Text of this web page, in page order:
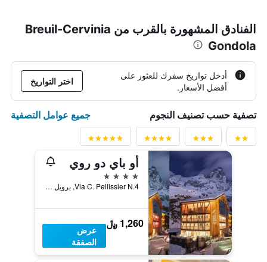
الفنادق المشهورة بالقرب من Breuil-Cervinia
Gondola
أدخل تواريخ سفرك للعثور على
أفضل الأسعار.
اختر التواريخ
تصفية حسب تصنيف النجوم جميع عوامل التصفية
أو باي دو روي
4 نجوم
Via C. Pellissier N.4, برويل - كيرفينيا, إقليم فالي دا أوستا, إيطاليا
1,260 ﷼
عرض
الصفقة